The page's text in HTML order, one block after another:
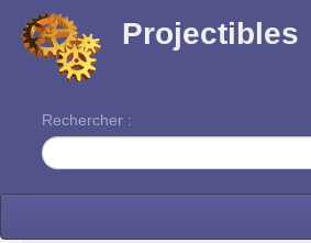
Projectibles
Rechercher :